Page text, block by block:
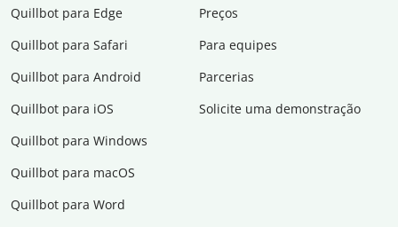
Quillbot para Edge
Quillbot para Safari
Quillbot para Android
Quillbot para iOS
Quillbot para Windows
Quillbot para macOS
Quillbot para Word
Preços
Para equipes
Parcerias
Solicite uma demonstração